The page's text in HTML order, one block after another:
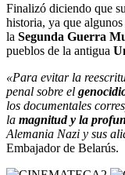
Finalizó diciendo que
historia, ya que
la Segunda Guerra
pueblos de la antigua
«Para evitar la
penal sobre el
los documentales
la magnitud y la
Alemania Nazi y sus
Embajador de Belarús.